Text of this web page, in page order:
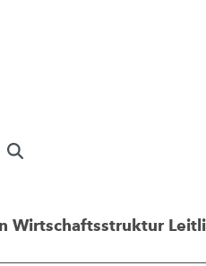
Wirtschaftsstruktur